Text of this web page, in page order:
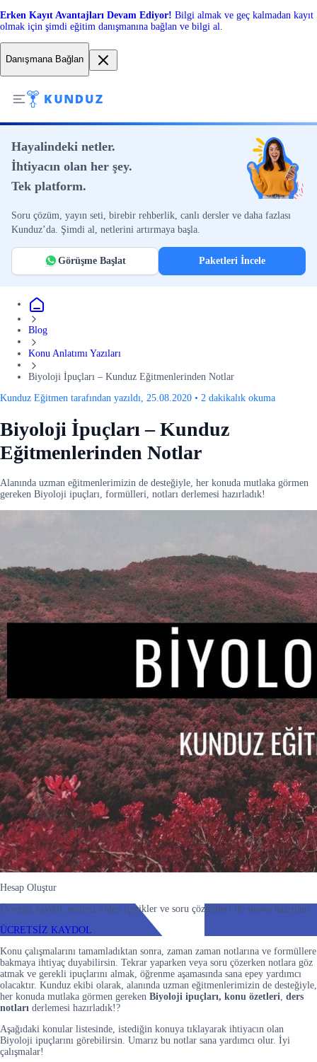
Erken Kayıt Avantajları Devam Ediyor! Bilgi almak ve geç kalmadan kayıt
olmak için şimdi eğitim danışmanına bağlan ve bilgi al.
Danışmana Bağlan
Hayalindeki netler.
İhtiyacın olan her şey.
Tek platform.
Soru çözüm, yayın seti, birebir rehberlik, canlı dersler ve daha fazlası
Kunduz’da. Şimdi al, netlerini artırmaya başla.
Görüşme Başlat Paketleri İncele
Blog
Konu Anlatımı Yazıları
Biyoloji İpuçları – Kunduz Eğitmenlerinden Notlar
Kunduz Eğitmen tarafından yazıldı, 25.08.2020 • 2 dakikalık okuma
Biyoloji İpuçları – Kunduz
Eğitmenlerinden Notlar
Alanında uzman eğitmenlerimizin de desteğiyle, her konuda mutlaka görmen
gereken Biyoloji ipuçları, formülleri, notları derlemesi hazırladık!
Hesap Oluştur
Ücretsiz kaydol, sınırsız video içerikler ve soru çözümleri ile sınava hazırlan!
ÜCRETSİZ KAYDOL
Konu çalışmalarını tamamladıktan sonra, zaman zaman notlarına ve formüllere
bakmaya ihtiyaç duyabilirsin. Tekrar yaparken veya soru çözerken notlara göz
atmak ve gerekli ipuçlarını almak, öğrenme aşamasında sana epey yardımcı
olacaktır. Kunduz ekibi olarak, alanında uzman eğitmenlerimizin de desteğiyle,
her konuda mutlaka görmen gereken Biyoloji ipuçları, konu özetleri ders
notları derlemesi hazırladık!?
Aşağıdaki konular listesinde, istediğin konuya tıklayarak ihtiyacın olan
Biyoloji ipuçlarını görebilirsin. Umarız bu notlar sana yardımcı olur. İyi
çalışmalar!